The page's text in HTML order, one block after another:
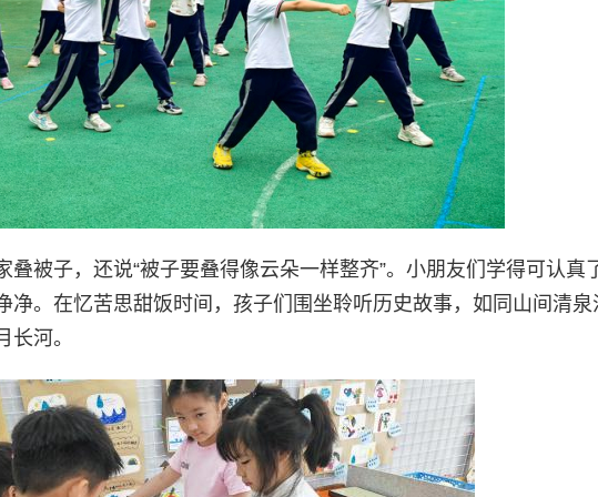
叠被子，还说“被子要叠得像云朵一样整齐”。小朋友们学得可认真
净。在忆苦思甜饭时间，孩子们围坐聆听历史故事，如同山间清泉
河。